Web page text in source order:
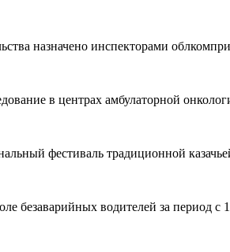
назначено инспекторами
в центрах амбулаторной
фестиваль традиционной
безаварийных водителей за период c 1